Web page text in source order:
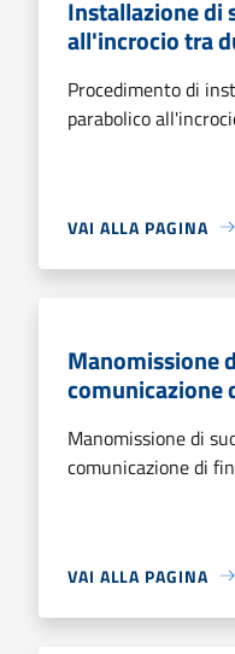
Installazione di
all'incrocio tra
Procedimento di
parabolico
VAI ALLA PAGINA
Manomissione
comunicazione
Manomissione di
comunicazione di
VAI ALLA PAGINA